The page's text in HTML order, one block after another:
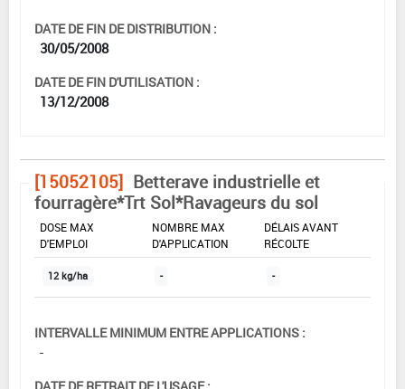
DATE DE FIN DE DISTRIBUTION :
30/05/2008
DATE DE FIN D'UTILISATION :
13/12/2008
[15052105] Betterave industrielle et
fourragère*Trt Sol*Ravageurs du sol
DOSE MAX
D'EMPLOI
NOMBRE MAX
D'APPLICATION
DÉLAIS AVANT
RÉCOLTE
12 kg/ha - -
INTERVALLE MINIMUM ENTRE APPLICATIONS :
-